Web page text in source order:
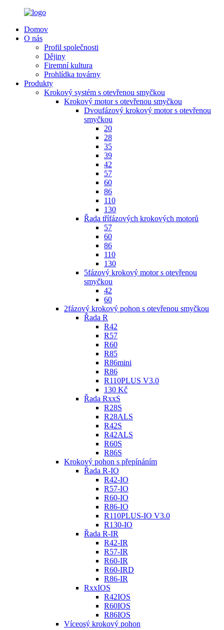
Domov
O nás
Profil společnosti
Dějiny
Firemní kultura
Prohlídka továrny
Produkty
Krokový systém s otevřenou smyčkou
Krokový motor s otevřenou smyčkou
Dvoufázový krokový motor s otevřenou
smyčkou
20
28
35
39
42
57
60
86
110
130
Řada třífázových krokových motorů
57
60
86
110
130
5fázový krokový motor s otevřenou
smyčkou
42
60
2fázový krokový pohon s otevřenou smyčkou
Řada R
R42
R57
R60
R85
R86mini
R86
R110PLUS V3.0
130 Kč
Řada RxxS
R28S
R28ALS
R42S
R42ALS
R60S
R86S
Krokový pohon s přepínáním
Řada R-IO
R42-IO
R57-IO
R60-IO
R86-IO
R110PLUS-IO V3.0
R130-IO
Řada R-IR
R42-IR
R57-IR
R60-IR
R60-IRD
R86-IR
RxxIOS
R42IOS
R60IOS
R86IOS
Víceosý krokový pohon